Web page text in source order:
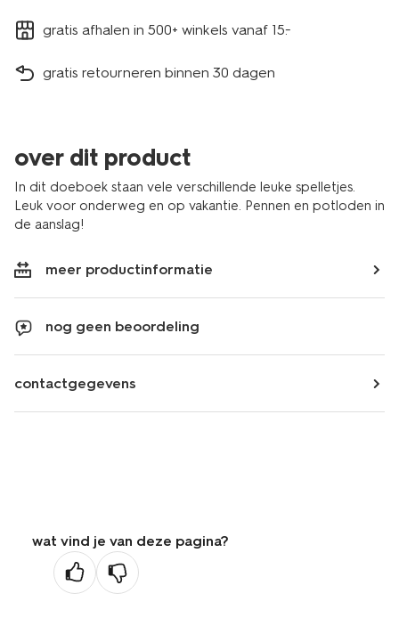
gratis afhalen in 500+ winkels vanaf 15.-
gratis retourneren binnen 30 dagen
over dit product
In dit doeboek staan vele verschillende leuke spelletjes.
Leuk voor onderweg en op vakantie. Pennen en potloden in
de aanslag!
meer productinformatie
nog geen beoordeling
contactgegevens
wat vind je van deze pagina?